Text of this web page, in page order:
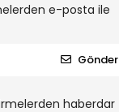
e-posta ile
Gönder
haberdar